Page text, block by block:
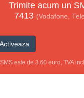
Trimite acum un
7413 (Vodafone,
Activeaza
este de 3.60 euro, TVA